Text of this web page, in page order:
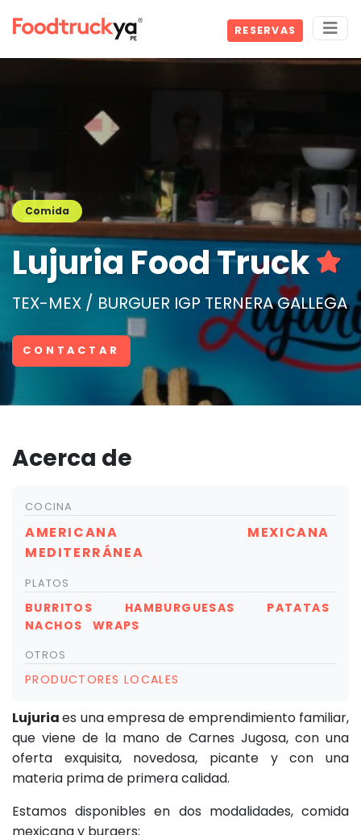
RESERVAS
Comida
Lujuria Food Truck
TEX-MEX / BURGUER IGP TERNERA GALLEGA
CONTACTAR
Acerca de
COCINA
AMERICANA
MEXICANA
MEDITERRÁNEA
PLATOS
BURRITOS HAMBURGUESAS
PATATAS
NACHOS
WRAPS
OTROS
PRODUCTORES LOCALES
Lujuriaes una empresa de emprendimiento familiar,
que viene de la mano de Carnes Jugosa, con una
oferta exquisita, novedosa, picante y con una
materia prima de primera calidad.
Estamos disponibles en dos modalidades, comida
mexicana y burgers: